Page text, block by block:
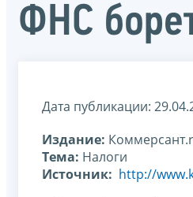
ФНС
Дата публикации:
Издание:
Тема: Налоги
Источник: http://